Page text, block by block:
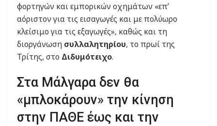
φορτηγών και εμπορικών οχημάτων «επ’
αόριστον για τις εισαγωγές και με πολύωρο
κλείσιμο για τις εξαγωγές», καθώς και τη
διοργάνωση συλλαλητηρίου, το πρωί της
Τρίτης, στο Διδυμότειχο.
Στα Μάλγαρα δεν θα
«μπλοκάρουν» την κίνηση
στην ΠΑΘΕ έως και την